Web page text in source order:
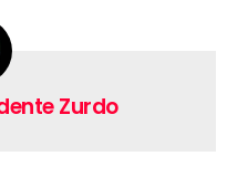
Zurdo